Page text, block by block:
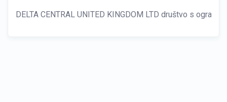
DELTA CENTRAL UNITED KINGDOM LTD društvo s